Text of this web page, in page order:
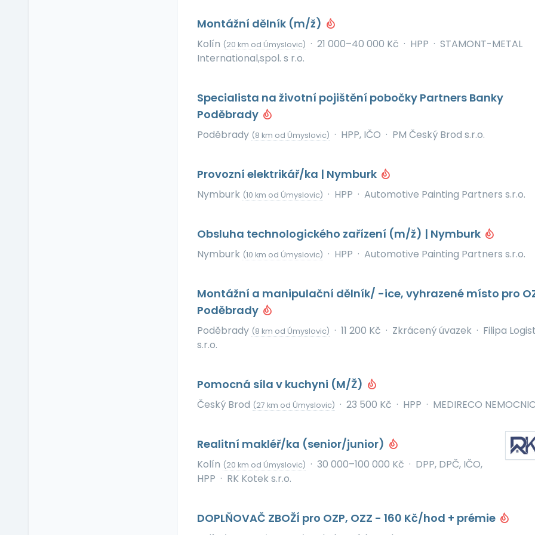
Montážní dělník (m/ž)
Kolín (20 km od Úmyslovic) · 21 000–40 000 Kč · HPP · STAMONT-METAL
International,spol. s r.o.
Specialista na životní pojištění pobočky Partners Banky
Poděbrady
Poděbrady (8 km od Úmyslovic) · HPP, IČO · PM Český Brod s.r.o.
Provozní elektrikář/ka | Nymburk
Nymburk (10 km od Úmyslovic) · HPP · Automotive Painting Partners s.r.o.
Obsluha technologického zařízení (m/ž) | Nymburk
Nymburk (10 km od Úmyslovic) · HPP · Automotive Painting Partners s.r.o.
Montážní a manipulační dělník/ -ice, vyhrazené místo pro
Poděbrady
Poděbrady (8 km od Úmyslovic) · 11 200 Kč · Zkrácený úvazek · Filipa
s.r.o.
Pomocná síla v kuchyni (M/Ž)
Český Brod (27 km od Úmyslovic) · 23 500 Kč · HPP · MEDIRECO
Realitní makléř/ka (senior/junior)
Kolín (20 km od Úmyslovic) · 30 000–100 000 Kč · DPP, DPČ, IČO,
HPP · RK Kotek s.r.o.
DOPLŇOVAČ ZBOŽÍ pro OZP, OZZ - 160 Kč/hod + prémie